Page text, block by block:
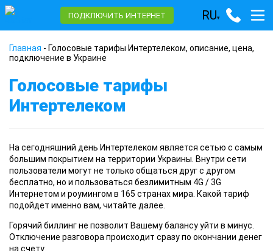
ПОДКЛЮЧИТЬ ИНТЕРНЕТ RU▾
Главная - Голосовые тарифы Интертелеком, описание, цена,
подключение в Украине
Голосовые тарифы
Интертелеком
На сегодняшний день Интертелеком является сетью с самым
большим покрытием на территории Украины. Внутри сети
пользователи могут не только общаться друг с другом
бесплатно, но и пользоваться безлимитным 4G / 3G
Интернетом и роумингом в 165 странах мира. Какой тариф
подойдет именно вам, читайте далее.
Горячий биллингне позволит Вашему балансу уйти в минус.
Отключение разговора происходит сразу по окончании денег
на счету.